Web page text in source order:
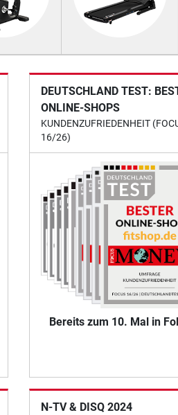
DEUTSCHLAND TEST:
ONLINE-SHOPS
KUNDENZUFRIEDENHEIT
16/26)
Bereits zum 10. Mal in
N-TV & DISQ 2024